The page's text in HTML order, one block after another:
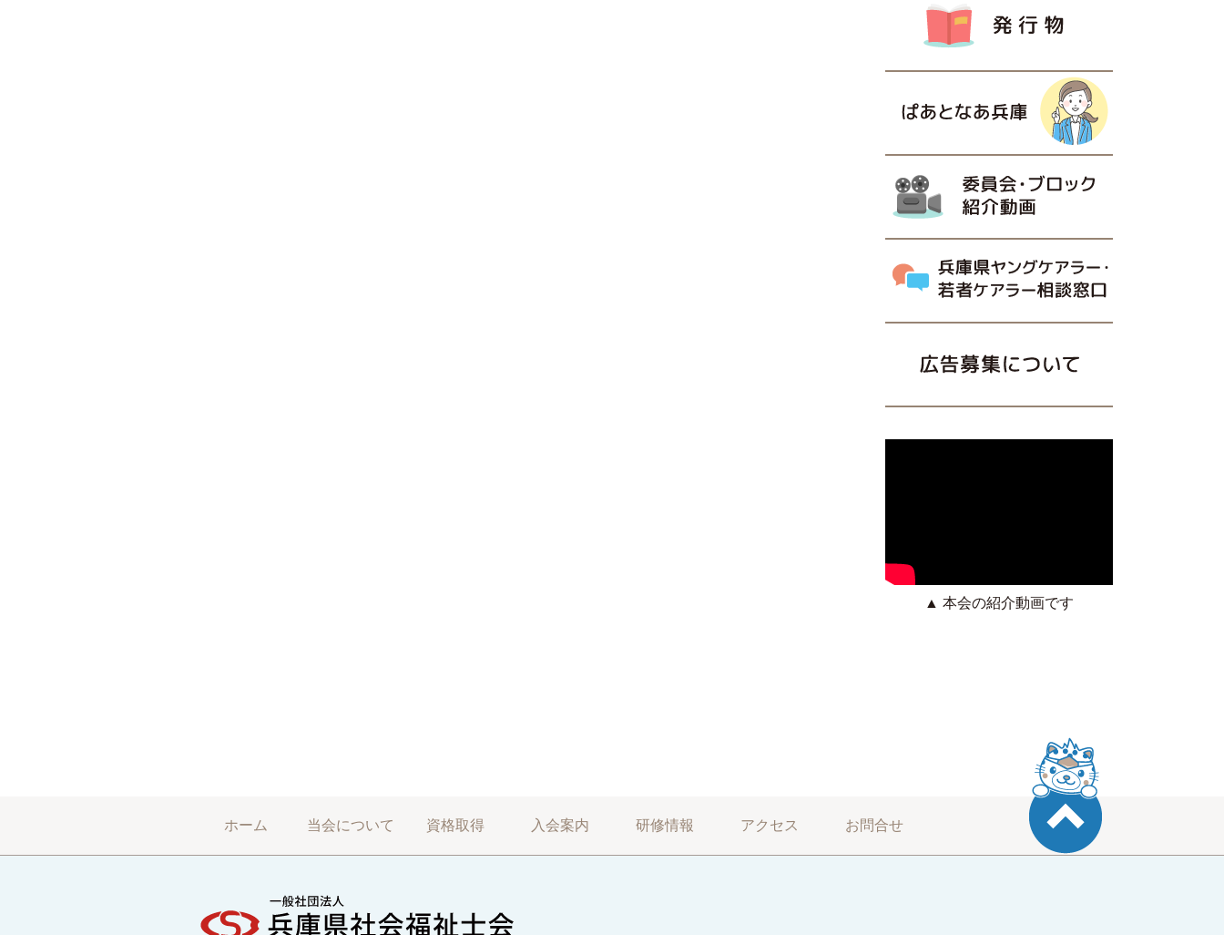
▲ 本会の紹介動画です
ホーム 当会について 資格取得 入会案内 研修情報 アクセス お問合せ